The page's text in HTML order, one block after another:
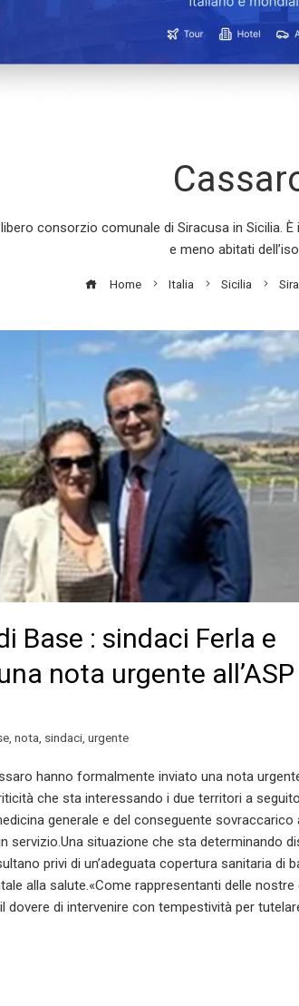
consorzio comunale di Siracusa in Sicilia.
e meno abitati
Home Italia Sicilia
Base : sindaci Ferla e
nota urgente all’ASP
nota sindaci urgente
hanno formalmente inviato una nota urgente
che sta interessando i due territori a
generale e del conseguente sovraccarico
servizio.Una situazione che sta determinando
privi di un’adeguata copertura sanitaria di
alla salute.«Come rappresentanti delle
dovere di intervenire con tempestività per